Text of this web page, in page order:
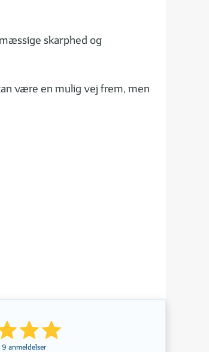
skarphed og
være en mulig vej frem, men
9 anmeldelser